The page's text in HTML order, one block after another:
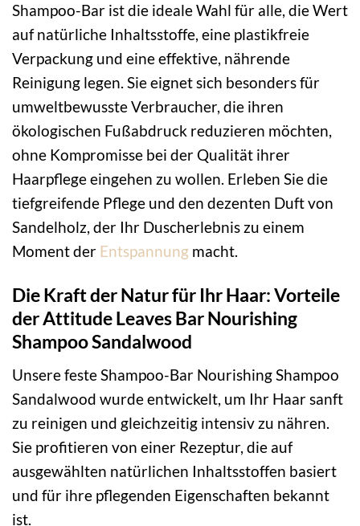
Shampoo-Bar ist die ideale Wahl für alle, die Wert
auf natürliche Inhaltsstoffe, eine plastikfreie
Verpackung und eine effektive, nährende
Reinigung legen. Sie eignet sich besonders für
umweltbewusste Verbraucher, die ihren
ökologischen Fußabdruck reduzieren möchten,
ohne Kompromisse bei der Qualität ihrer
Haarpflege eingehen zu wollen. Erleben Sie die
tiefgreifende Pflege und den dezenten Duft von
Sandelholz, der Ihr Duscherlebnis zu einem
Moment der Entspannung macht.
Die Kraft der Natur für Ihr Haar: Vorteile
der Attitude Leaves Bar Nourishing
Shampoo Sandalwood
Unsere feste Shampoo-Bar Nourishing Shampoo
Sandalwood wurde entwickelt, um Ihr Haar sanft
zu reinigen und gleichzeitig intensiv zu nähren.
Sie profitieren von einer Rezeptur, die auf
ausgewählten natürlichen Inhaltsstoffen basiert
und für ihre pflegenden Eigenschaften bekannt
ist.